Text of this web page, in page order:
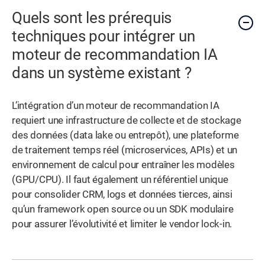
Quels sont les prérequis
techniques pour intégrer un
moteur de recommandation IA
dans un système existant ?
L’intégration d’un moteur de recommandation IA
requiert une infrastructure de collecte et de stockage
des données (data lake ou entrepôt), une plateforme
de traitement temps réel (microservices, APIs) et un
environnement de calcul pour entraîner les modèles
(GPU/CPU). Il faut également un référentiel unique
pour consolider CRM, logs et données tierces, ainsi
qu’un framework open source ou un SDK modulaire
pour assurer l’évolutivité et limiter le vendor lock-in.